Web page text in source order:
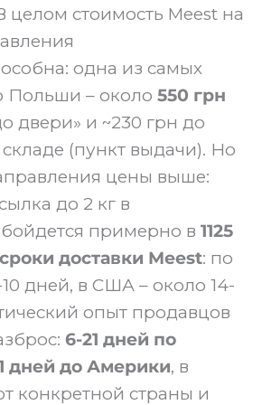
целом стоимость Meest на
одна из самых
Польши – около 550 грн
двери» и ~230 грн до
(пункт выдачи). Но
цены выше:
до 2 кг в
примерно в 1125
сроки доставки Meest: по
дней, в США – около 14-
опыт продавцов
6-21 дней по
дней до Америки, в
конкретной страны и